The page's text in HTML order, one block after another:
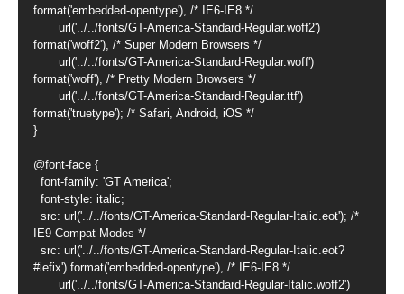
format('embedded-opentype'), /* IE6-IE8 */
format('woff2'), /* Super Modern Browsers */
format('woff'), /* Pretty Modern Browsers */
format('truetype'); /* Safari, Android, iOS */
}
@font-face {
IE9 Compat Modes */
#iefix') format('embedded-opentype'), /* IE6-IE8 */